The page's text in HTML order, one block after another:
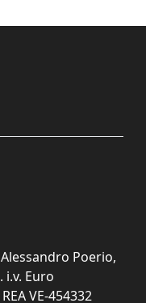
Poerio,
i.v. Euro
VE-454332